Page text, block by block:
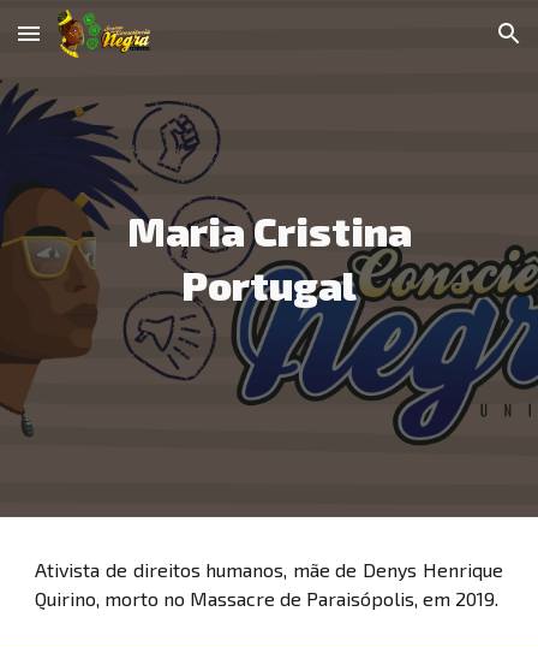
Skip to main content Skip to navigation
Maria Cristina
Portugal
Ativista de direitos humanos, mãe de Denys Henrique
Quirino, morto no Massacre de Paraisópolis, em 2019.